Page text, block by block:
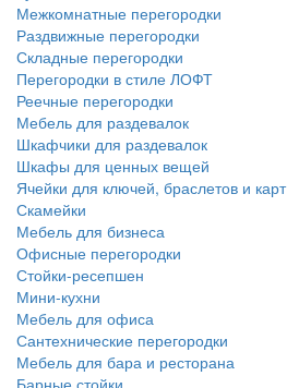
Межкомнатные перегородки
Раздвижные перегородки
Складные перегородки
Перегородки в стиле ЛОФТ
Реечные перегородки
Мебель для раздевалок
Шкафчики для раздевалок
Шкафы для ценных вещей
Ячейки для ключей, браслетов и карт
Скамейки
Мебель для бизнеса
Офисные перегородки
Стойки-ресепшен
Мини-кухни
Мебель для офиса
Сантехнические перегородки
Мебель для бара и ресторана
Барные стойки